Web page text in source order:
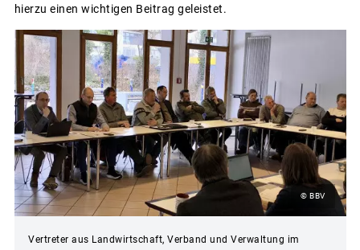
hierzu einen wichtigen Beitrag geleistet.
© BBV
Vertreter aus Landwirtschaft, Verband und Verwaltung im